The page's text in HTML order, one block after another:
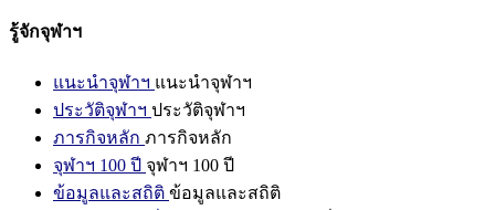
รู้จักจุฬาฯ
แนะนำจุฬาฯ แนะนำจุฬาฯ
ประวัติจุฬาฯ ประวัติจุฬาฯ
ภารกิจหลัก ภารกิจหลัก
จุฬาฯ 100 ปี จุฬาฯ 100 ปี
ข้อมูลและสถิติ ข้อมูลและสถิติ